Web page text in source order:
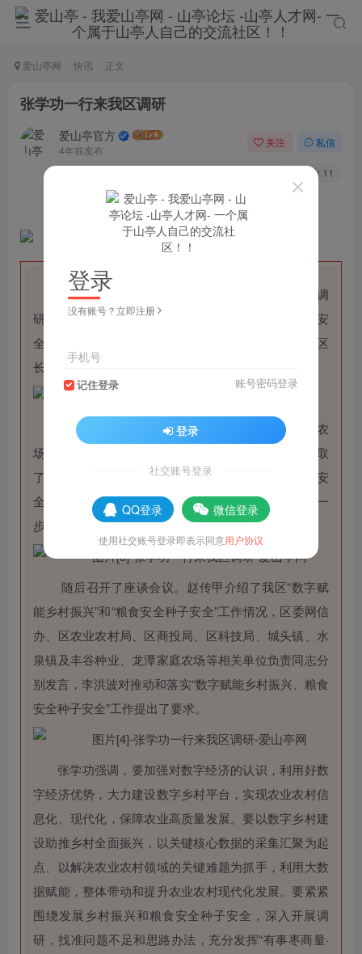
爱山亭网 快讯 正文
张学功一行来我区调研
爱山亭官方
4年前发布
关注 私信
11
“山亭快报”
6月14日，市政协党组成员、副主席张学功带领调
研组来我区调研“数字赋能乡村振兴”和“粮食安全种子安
全”工作开展情况。区政协党组书记、主席李洪波，副区
长赵传甲，区政协副主席史晓晔参加。
调研组一行到枣庄市丰谷种业公司、龙潭家庭农
场、棠棣峪电商产业园、水泉酱油公社进行调研，听取
了有关情况汇报，对我区“数字赋能乡村振兴”和“粮食安
全种子安全”工作取得的成绩给予了充分肯定，并就下一
步工作提出了指导性意见和建议。
随后召开了座谈会议。 赵传甲介绍了我区“数字赋
能乡村振兴”和“粮食安全种子安全”工作情况，区委网信
办、区农业农村局、区商投局、区科技局、城头镇、水
泉镇及丰谷种业、龙潭家庭农场等相关单位负责同志分
别发言，李洪波对推动和落实“数字赋能乡村振兴、粮食
安全种子安全”工作提出了要求。
张学功强调，要加强对数字经济的认识，利用好数
字经济优势，大力建设数字乡村平台，实现农业农村信
息化、现代化，保障农业高质量发展。要以数字乡村建
设助推乡村全面振兴，以关键核心数据的采集汇聚为起
点、以解决农业农村领域的关键难题为抓手，利用大数
据赋能，整体带动和提升农业农村现代化发展。要紧紧
围绕发展乡村振兴和粮食安全种子安全，深入开展调
研，找准问题不足和思路办法，充分发挥“有事枣商量·
登录
没有账号？立即注册
手机号
记住登录 账号密码登录
登录
社交账号登录
QQ登录 微信登录
使用社交账号登录即表示同意用户协议